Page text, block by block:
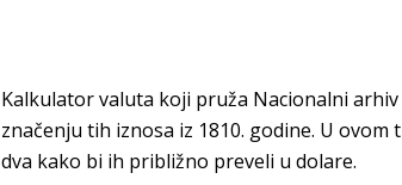
Kalkulator valuta koji pruža Nacionalni
značenju tih iznosa iz 1810. godine. U
dva kako bi ih približno preveli u dolare.